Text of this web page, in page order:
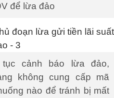
để lừa đảo
cảnh báo lừa đảo,
không cung cấp mã
nào để tránh bị mất